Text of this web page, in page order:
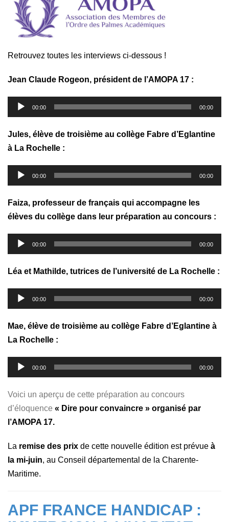
Retrouvez toutes les interviews ci-dessous !
Jean Claude Rogeon, président de l’AMOPA 17 :
Lecteur
audio
00:00 00:00
Jules, élève de troisième au collège Fabre d’Eglantine
à La Rochelle :
Lecteur
audio
00:00 00:00
Faiza, professeur de français qui accompagne les
élèves du collège dans leur préparation au concours :
Lecteur
audio
00:00 00:00
Léa et Mathilde, tutrices de l’université de La Rochelle :
Lecteur
audio
00:00 00:00
Mae, élève de troisième au collège Fabre d’Eglantine à
La Rochelle :
Lecteur
audio
00:00 00:00
Voici un aperçu de cette préparation au concours
d’éloquence « Dire pour convaincre » organisé par
l’AMOPA 17.
La remise des prix de cette nouvelle édition est prévue à
la mi-juin, au Conseil départemental de la Charente-
Maritime.
APF FRANCE HANDICAP :